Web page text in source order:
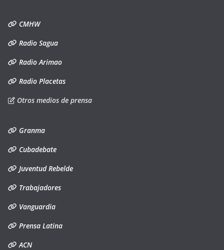
CMHW
Radio Sagua
Radio Arimao
Radio Placetas
Otros medios de prensa
Granma
Cubadebate
Juventud Rebelde
Trabajadores
Vanguardia
Prensa Latina
ACN